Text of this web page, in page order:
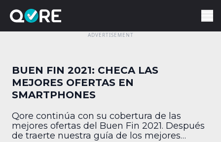
BUEN FIN 2021: CHECA LAS
MEJORES OFERTAS EN
SMARTPHONES
Qore continúa con su cobertura de las
mejores ofertas del Buen Fin 2021. Después
de traerte nuestra guía de los mejores